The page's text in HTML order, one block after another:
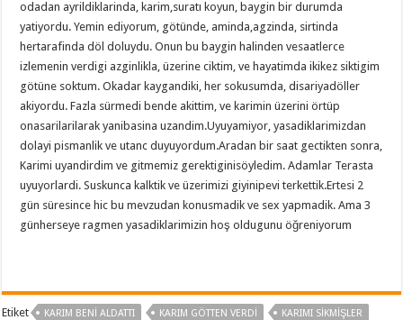
Etiket KARIM BENI ALDATTI KARIM GÖTTEN VERDI
KARIMI SIKMIŞLER